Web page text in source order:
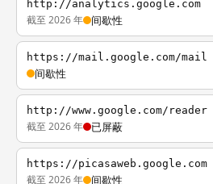
http://analytics.google.com
截至 2026 年 间歇性
https://mail.google.com/mail
间歇性
http://www.google.com/reader
截至 2026 年 已屏蔽
https://picasaweb.google.com
截至 2026 年 间歇性